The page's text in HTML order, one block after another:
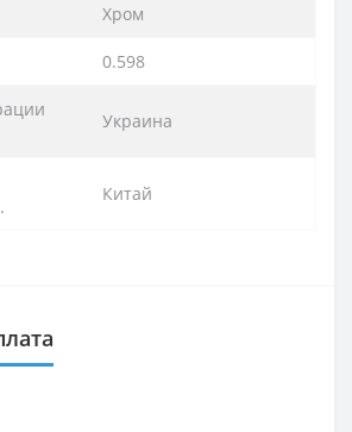
Хром
0.598
Украина
Китай